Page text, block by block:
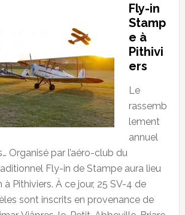
Fly-in
Stamp
e à
Pithivi
ers
Le
rassemb
lement
annuel
Organisé par l’aéro-club du
Fly-in de Stampe aura lieu
à Pithiviers. À ce jour, 25 SV-4 de
sont inscrits en provenance de